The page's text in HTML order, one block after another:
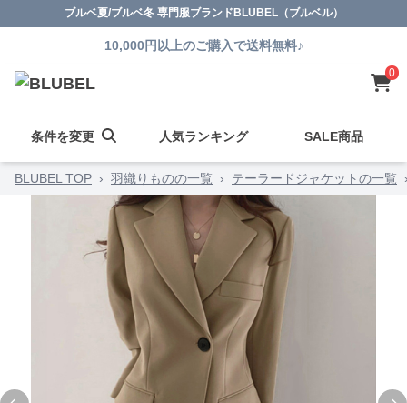
ブルベ夏/ブルベ冬 専門服ブランドBLUBEL（ブルベル）
10,000円以上のご購入で送料無料♪
0
条件を変更 人気ランキング SALE商品
BLUBEL TOP › 羽織りものの一覧 › テーラードジャケットの一覧